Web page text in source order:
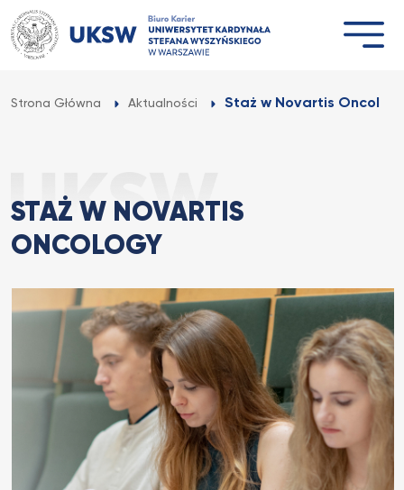
Przejdź
do
treści
Strona Główna Aktualności Staż w Novartis
STAŻ W NOVARTIS
ONCOLOGY